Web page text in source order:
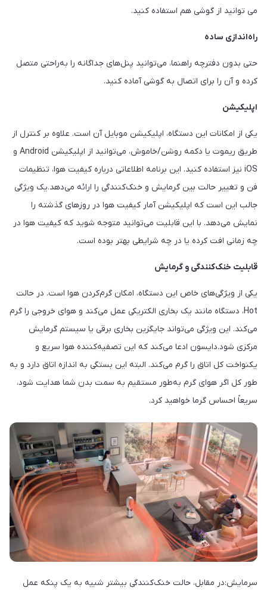
می توانید از گوشی هم استفاده کنید.
راه‌اندازی ساده
حتی بدون دفترچه راهنما، می‌توانید پنل‌های جداگانه را به‌راحتی متصل
کرده و آن را برای اتصال به گوشی آماده کنید.
اپلیکیشن
یکی از امکانات این دستگاه، اپلیکیشن موبایل آن است. علاوه بر کنترل از
طریق ریموت یا دکمه روشن/خاموش، می‌توانید از اپلیکیشن Android و
iOS نیز استفاده کنید. این برنامه اطلاعاتی درباره کیفیت هوا، تنظیمات
فن و تغییر حالت بین گرمایش و خنک‌کنندگی را ارائه می‌دهد.یک ویژگی
جالب این است که اپلیکیشن آمار کیفیت هوا در روزهای گذشته را
نمایش می‌دهد. با این قابلیت می‌توانید متوجه شوید که کیفیت هوا در
چه زمانی افت کرده یا در چه شرایطی بهتر بوده است.
قابلیت خنک‌کنندگی و گرمایش
یکی از ویژگی‌های خاص این دستگاه، امکان گرم‌کردن هوا است. در حالت
Hot، دستگاه مانند یک بخاری الکتریکی عمل می‌کند و هوای خروجی را گرم
می‌کند. این ویژگی می‌تواند جایگزین بخاری برقی یا سیستم گرمایش
مرکزی شود.دایسون ادعا می‌کند که این تصفیه‌کننده هوا سریع و
یکنواخت کل اتاق را گرم می‌کند. البته این بستگی به اندازه اتاق دارد و به
طور کل اگر هوای گرم به‌طور مستقیم به سمت بدن شما هدایت شود،
سریعاً احساس گرما خواهید کرد.
سرمایش:در مقابل، حالت خنک‌کنندگی بیشتر شبیه به یک پنکه عمل